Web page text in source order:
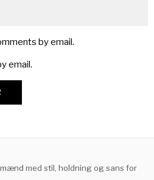
by email.
email.
med stil, holdning og sans for